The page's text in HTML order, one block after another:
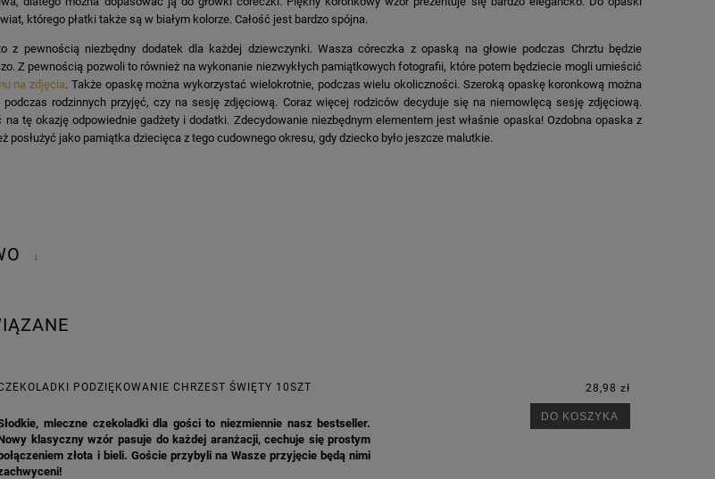
którego płatki także są w białym kolorze. Całość jest bardzo spójna.
z pewnością niezbędny dodatek dla każdej dziewczynki. Wasza córeczka z opaską na głowie podczas Chrztu będzie
Z pewnością pozwoli to również na wykonanie niezwykłych pamiątkowych fotografii, które potem będziecie mogli umieścić
na zdjęcia. Także opaskę można wykorzystać wielokrotnie, podczas wielu okoliczności. Szeroką opaskę koronkową można
podczas rodzinnych przyjęć, czy na sesję zdjęciową. Coraz więcej rodziców decyduje się na niemowlęcą sesję zdjęciową.
na tę okazję odpowiednie gadżety i dodatki. Zdecydowanie niezbędnym elementem jest właśnie opaska! Ozdobna opaska z
posłużyć jako pamiątka dziecięca z tego cudownego okresu, gdy dziecko było jeszcze malutkie.
↓
PODZIĘKOWANIE CHRZEST ŚWIĘTY 10SZT
mleczne czekoladki dla gości to niezmiennie nasz bestseller.
klasyczny wzór pasuje do każdej aranżacji, cechuje się prostym
złota i bieli. Goście przybyli na Wasze przyjęcie będą nimi
28,98 zł
DO KOSZYKA